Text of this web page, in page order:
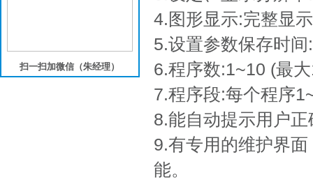
4.图形显示:完整显
5.设置参数保存时
6.程序数:1~10 (最
7.程序段:每个程序
8.能自动提示用户
9.有专用的维护界
能。
扫一扫加微信（朱经理）